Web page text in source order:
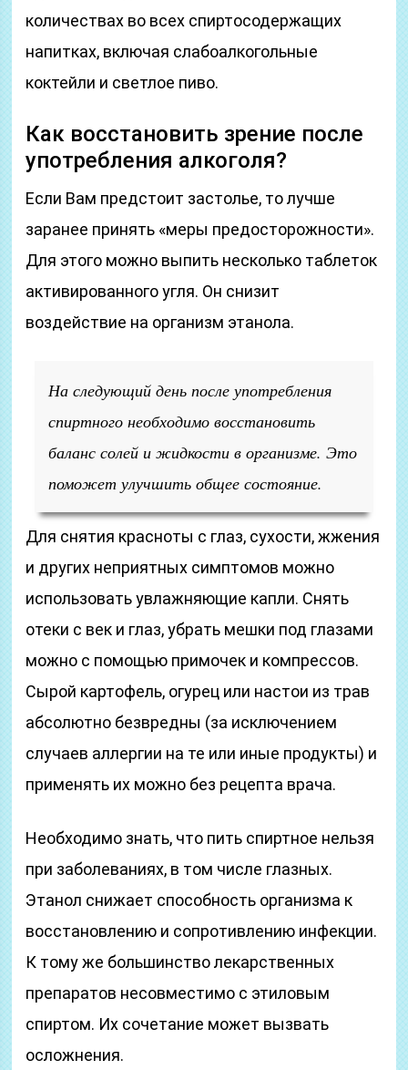
количествах во всех спиртосодержащих
напитках, включая слабоалкогольные
коктейли и светлое пиво.
Как восстановить зрение после
употребления алкоголя?
Если Вам предстоит застолье, то лучше
заранее принять «меры предосторожности».
Для этого можно выпить несколько таблеток
активированного угля. Он снизит
воздействие на организм этанола.
На следующий день после употребления
спиртного необходимо восстановить
баланс солей и жидкости в организме. Это
поможет улучшить общее состояние.
Для снятия красноты с глаз, сухости, жжения
и других неприятных симптомов можно
использовать увлажняющие капли. Снять
отеки с век и глаз, убрать мешки под глазами
можно с помощью примочек и компрессов.
Сырой картофель, огурец или настои из трав
абсолютно безвредны (за исключением
случаев аллергии на те или иные продукты) и
применять их можно без рецепта врача.
Необходимо знать, что пить спиртное нельзя
при заболеваниях, в том числе глазных.
Этанол снижает способность организма к
восстановлению и сопротивлению инфекции.
К тому же большинство лекарственных
препаратов несовместимо с этиловым
спиртом. Их сочетание может вызвать
осложнения.